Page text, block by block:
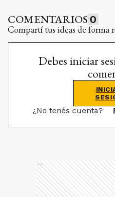
COMENTARIOS 0
Compartí tus ideas de forma
Debes iniciar
¿No tenés cuenta?
Ads